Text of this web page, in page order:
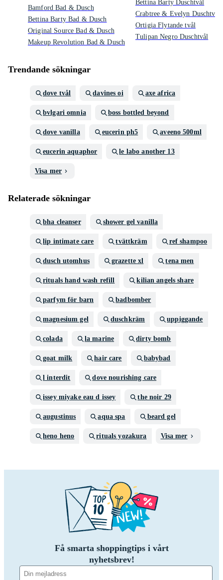
Bamford Bad & Dusch
Bettina Barty Bad & Dusch
Original Source Bad & Dusch
Makeup Revolution Bad & Dusch
Bettina Barty Duschtvål
Crabtree & Evelyn Duschtvål
Ortigia Flytande tvål
Tulipan Negro Duschtvål
Trendande sökningar
dove tvål davines oi axe africa
bvlgari omnia boss bottled beyond
dove vanilla eucerin ph5 aveeno 500ml
eucerin aquaphor le labo another 13
Visa mer
Relaterade sökningar
bha cleanser shower gel vanilla
lip intimate care tvättkräm ref shampoo
dusch utomhus grazette xl tena men
rituals hand wash refill kilian angels share
parfym för barn badbomber
magnesium gel duschkräm uppiggande
colada la marine dirty bomb
goat milk hair care babybad
l interdit dove nourishing care
issey miyake eau d issey the noir 29
augustinus aqua spa beard gel
heno heno rituals yozakura Visa mer
Få smarta shoppingtips i vårt
nyhetsbrev!